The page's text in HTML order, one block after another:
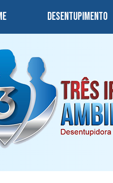
Desentupimento